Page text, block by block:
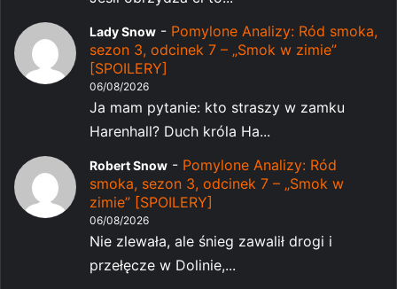
Lady Snow - Pomylone Analizy: Ród smoka,
sezon 3, odcinek 7 – „Smok w zimie”
[SPOILERY]
06/08/2026
Ja mam pytanie: kto straszy w zamku
Harenhall? Duch króla Ha...
Robert Snow - Pomylone Analizy: Ród
smoka, sezon 3, odcinek 7 – „Smok w
zimie” [SPOILERY]
06/08/2026
Nie zlewała, ale śnieg zawalił drogi i
przełęcze w Dolinie,...